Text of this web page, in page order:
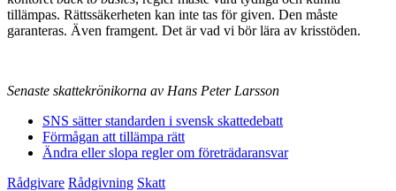
tillämpas. Rättssäkerhe­ten kan inte tas för given. Den måste
garanteras. Även framgent. Det är vad vi bör lära av krisstöden.
Senaste skattekrönikorna av Hans Peter Larsson
SNS sätter standarden i svensk skattedebatt
Förmågan att tillämpa rätt
Ändra eller slopa regler om företrädaransvar
Rådgivare Rådgivning Skatt